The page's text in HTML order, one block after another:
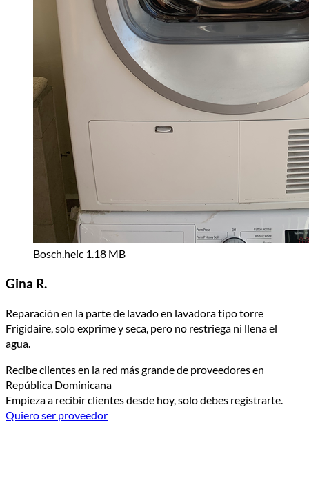
Bosch.heic 1.18 MB
Gina R.
Reparación en la parte de lavado en lavadora tipo torre
Frigidaire, solo exprime y seca, pero no restriega ni llena el
agua.
Recibe clientes en la red más grande de proveedores en
República Dominicana
Empieza a recibir clientes desde hoy, solo debes registrarte.
Quiero ser proveedor